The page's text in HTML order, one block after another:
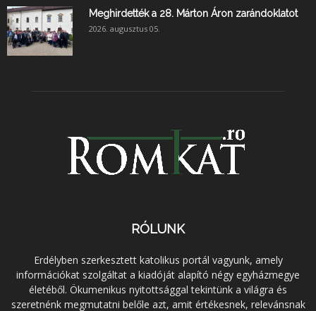
Meghirdették a 28. Márton Áron zarándoklatot
2026. augusztus 05.
RÓLUNK
Erdélyben szerkesztett katolikus portál vagyunk, amely
információkat szolgáltat a kiadóját alapító négy egyházmegye
életéből. Ökumenikus nyitottsággal tekintünk a világra és
szeretnénk megmutatni belőle azt, amit értékesnek, relevánsnak